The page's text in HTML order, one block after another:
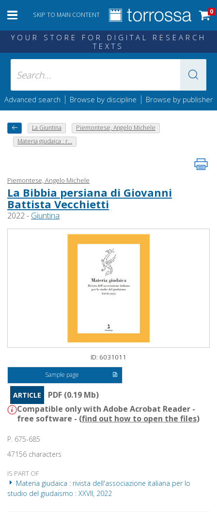
SKIP TO MAIN CONTENT 0
YOUR STORE FOR DIGITAL RESEARCH
TEXTS
Advanced search | Browse by discipline | Browse by publisher
La Giuntina
Piemontese, Angelo Michele
Materia giudaica : r...
Piemontese, Angelo Michele
La Bibbia persiana di Giovanni
Battista Vecchietti
2022 - Giuntina
ID: 6031011
Sample page
ARTICLE
PDF (0.19 Mb)
Compatible only with Adobe Acrobat Reader -
free software - (find out how to open the files)
P. 675-685
47156 characters
IS PART OF
Materia giudaica : rivista dell'associazione italiana per lo
studio del giudaismo : XXVII, 2022